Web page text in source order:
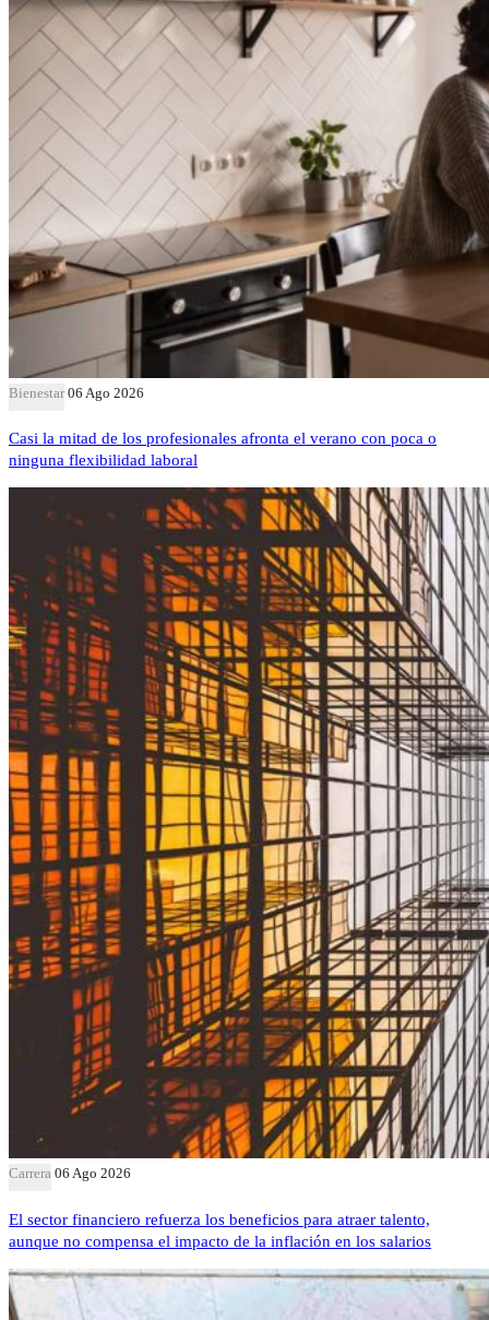
Bienestar 06 Ago 2026
Casi la mitad de los profesionales afronta el verano con poca o
ninguna flexibilidad laboral
Carrera 06 Ago 2026
El sector financiero refuerza los beneficios para atraer talento,
aunque no compensa el impacto de la inflación en los salarios